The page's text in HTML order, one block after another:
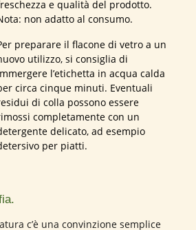
e qualità del prodotto.
non adatto al consumo.
preparare il flacone di vetro a un
utilizzo, si consiglia di
l’etichetta in acqua calda
circa cinque minuti. Eventuali
di colla possono essere
completamente con un
delicato, ad esempio
per piatti.
c’è una convinzione semplice